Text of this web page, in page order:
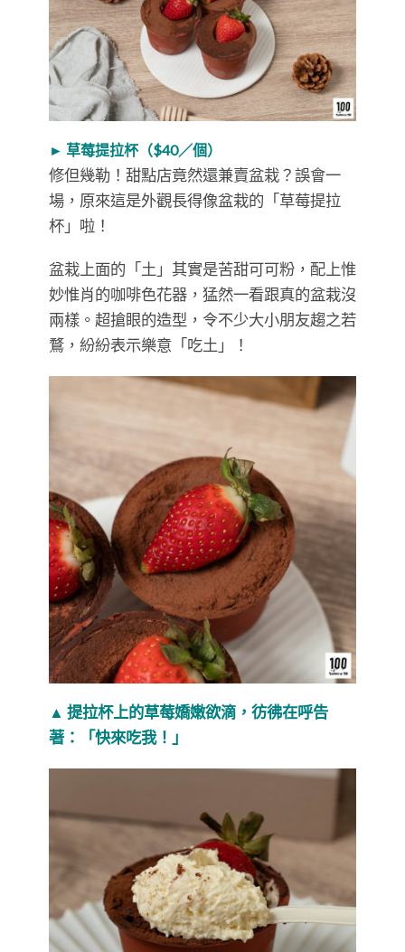
► 草莓提拉杯（$40／個）
修但幾勒！甜點店竟然還兼賣盆栽？誤會一
場，原來這是外觀長得像盆栽的「草莓提拉
杯」啦！
盆栽上面的「土」其實是苦甜可可粉，配上惟
妙惟肖的咖啡色花器，猛然一看跟真的盆栽沒
兩樣。超搶眼的造型，令不少大小朋友趨之若
鶩，紛紛表示樂意「吃土」！
▲ 提拉杯上的草莓嬌嫩欲滴，彷彿在呼告
著：「快來吃我！」